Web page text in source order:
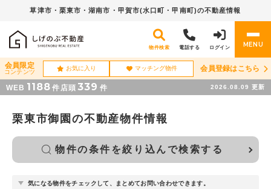
草津市・栗東市・湖南市・ 甲賀市(水口町・甲南町)の不動産情報
物件検索 電話する ログイン MENU
会員限定
コンテンツ
お気に入り マッチング物件 会員登録はこちら
WEB 1188 件 店頭 339 件 2026.08.09 更新
栗東市御園の不動産物件情報
物件の条件を絞り込んで検索する
気になる物件をチェックして、まとめてお問い合わせできます。